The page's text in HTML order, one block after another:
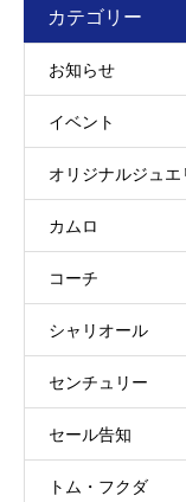
カテゴリー
お知らせ
イベント
オリジナルジュエ
カムロ
コーチ
シャリオール
センチュリー
セール告知
トム・フクダ